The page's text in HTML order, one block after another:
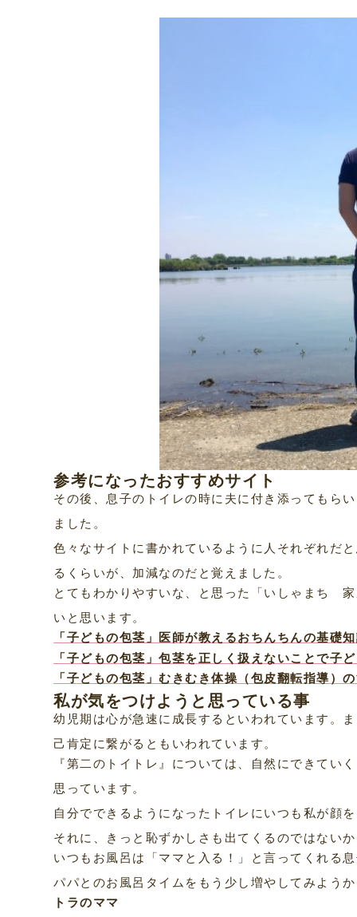
参考になったおすすめサイト
その後、息子のトイレの時に夫に付き添ってもら
ました。
色々なサイトに書かれているように人それぞれだ
るくらいが、加減なのだと覚えました。
とてもわかりやすいな、と思った「いしゃまち
いと思います。
「子どもの包茎」医師が教えるおちんちんの基礎
「子どもの包茎」包茎を正しく扱えないことで子
「子どもの包茎」むきむき体操（包皮翻転指導）
私が気をつけようと思っている事
幼児期は心が急速に成長するといわれています。
己肯定に繋がるともいわれています。
『第二のトイトレ』については、自然にできてい
思っています。
自分でできるようになったトイレにいつも私が顔
それに、きっと恥ずかしさも出てくるのではない
いつもお風呂は「ママと入る！」と言ってくれる
パパとのお風呂タイムをもう少し増やしてみよう
トラのママ